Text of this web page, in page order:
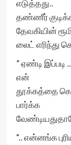
எடுத்தது..
தண்ணீர் குடிக்க
தேவகியின்
லைட் எரிந்து
” ஏண்டி
என்
தூக்கத்தை
பார்க்க
“.. என்னங்க